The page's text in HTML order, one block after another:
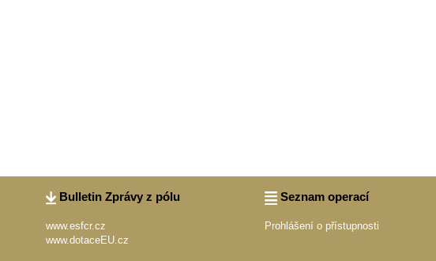
Bulletin Zprávy z pólu
www.esfcr.cz
www.dotaceEU.cz
Seznam operací
Prohlášení o přístupnosti